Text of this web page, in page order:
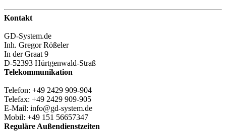
Kontakt
GD-System.de
Inh. Gregor Rößeler
In der Graat 9
D-52393 Hürtgenwald-Straß
Telekommunikation
Telefon: +49 2429 909-904
Telefax: +49 2429 909-905
E-Mail: info@gd-system.de
Mobil: +49 151 56657347
Reguläre Außendienstzeiten